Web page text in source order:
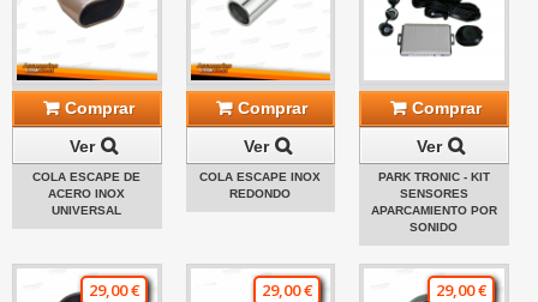
Comprar
Ver
COLA ESCAPE DE
ACERO INOX
UNIVERSAL
Comprar
Ver
COLA ESCAPE INOX
REDONDO
Comprar
Ver
PARK TRONIC - KIT
SENSORES
APARCAMIENTO POR
SONIDO
29,00 € 29,00 € 29,00 €